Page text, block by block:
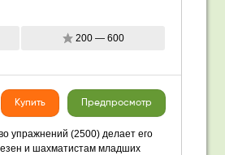
200 — 600
Предпросмотр
Купить
упражнений (2500) делает его
и шахматистам младших